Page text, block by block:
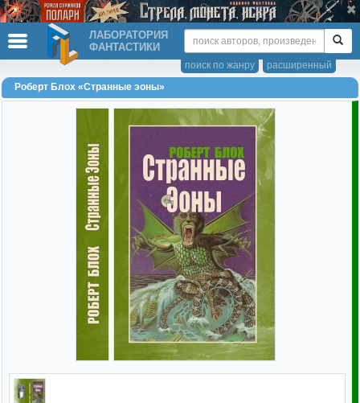
ЛАБОРАТОРИЯ
ФАНТАСТИКИ
расширенный
поиск по жанру
Роберт Блох «Странные эоны»